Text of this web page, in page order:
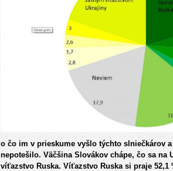
o čo im v prieskume vyšlo týchto slniečkárov
nepotešilo. Väčšina Slovákov chápe, čo sa na
víťazstvo Ruska. Víťazstvo Ruska si praje 52,1